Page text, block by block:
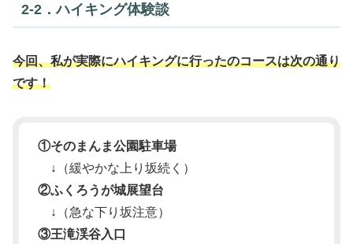
2‐2．ハイキング体験談
今回、私が実際にハイキングに行ったのコースは次の通り
です！
①そのまんま公園駐車場
↓
（緩やかな上り坂続く）
②ふくろうが城展望台
↓
（急な下り坂注意）
③王滝渓谷入口